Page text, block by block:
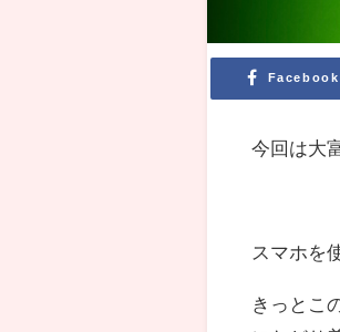
Facebook
今回は大
スマホを
きっとこ